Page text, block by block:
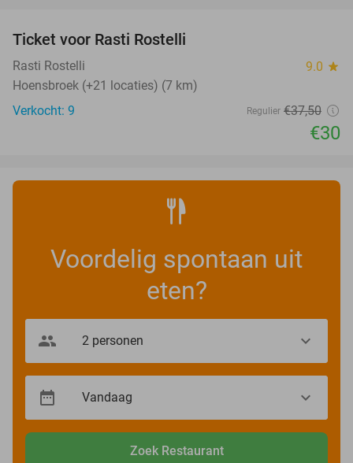
TODAY
Ticket voor Rasti Rostelli
Rasti Rostelli 9.0 star
Hoensbroek (+21 locaties) (7 km)
Verkocht: 9
Regulier €37,50
€30
Voordelig spontaan uit
eten?
Zoek Restaurant